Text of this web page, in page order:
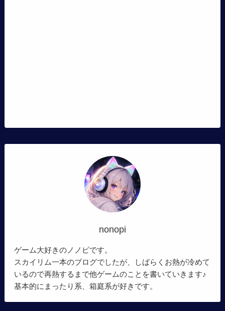
nonopi
ゲーム大好きのノノピです。
スカイリム一本のブログでしたが、しばらくお熱が冷めて
いるので再熱するまで他ゲームのことを書いていきます♪
基本的にまったり系、箱庭系が好きです。